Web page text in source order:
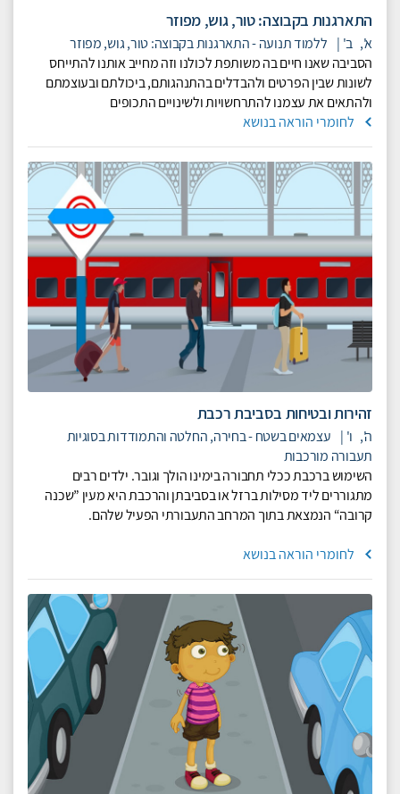
התארגנות בקבוצה: טור, גוש, מפוזר
א', ב' | ללמוד תנועה - התארגנות בקבוצה: טור, גוש, מפוזר
הסביבה שאנו חיים בה משותפת לכולנו וזה מחייב אותנו להתייחס
לשונות שבין הפרטים ולהבדלים בהתנהגותם, ביכולתם ובעוצמתם
ולהתאים את עצמנו להתרחשויות ולשינויים התכופים
לחומרי הוראה בנושא
זהירות ובטיחות בסביבת רכבת
ה', ו' | עצמאים בשטח - בחירה, החלטה והתמודדות בסוגיות
תעבורה מורכבות
השימוש ברכבת ככלי תחבורה בימינו הולך וגובר. ילדים רבים
מתגוררים ליד מסילות ברזל או בסביבתן והרכבת היא מעין ”שכנה
קרובה“ הנמצאת בתוך המרחב התעבורתי הפעיל שלהם.
לחומרי הוראה בנושא